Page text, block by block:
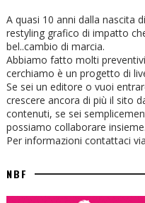
A quasi 10 anni dalla nascita
restyling grafico di impatto
bel..cambio di marcia.
Abbiamo fatto molti
cerchiamo è un progetto di
Se sei un editore o vuoi
crescere ancora di più il sito
contenuti, se sei
possiamo collaborare insieme.
Per informazioni contattaci
NBF